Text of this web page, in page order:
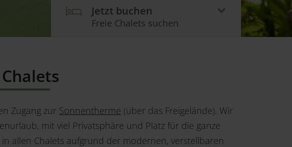
Jetzt buchen
Freie Chalets suchen
Zugang zur Sonnentherme (über das Freigelände). Wir
mit viel Privatsphäre und Platz für die ganze
allen Chalets aufgrund der modernen, verstellbaren